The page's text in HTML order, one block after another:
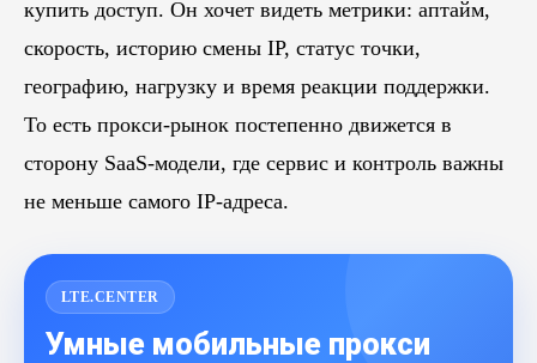
купить доступ. Он хочет видеть метрики: аптайм,
скорость, историю смены IP, статус точки,
географию, нагрузку и время реакции поддержки.
То есть прокси-рынок постепенно движется в
сторону SaaS-модели, где сервис и контроль важны
не меньше самого IP-адреса.
LTE.CENTER
Умные мобильные прокси